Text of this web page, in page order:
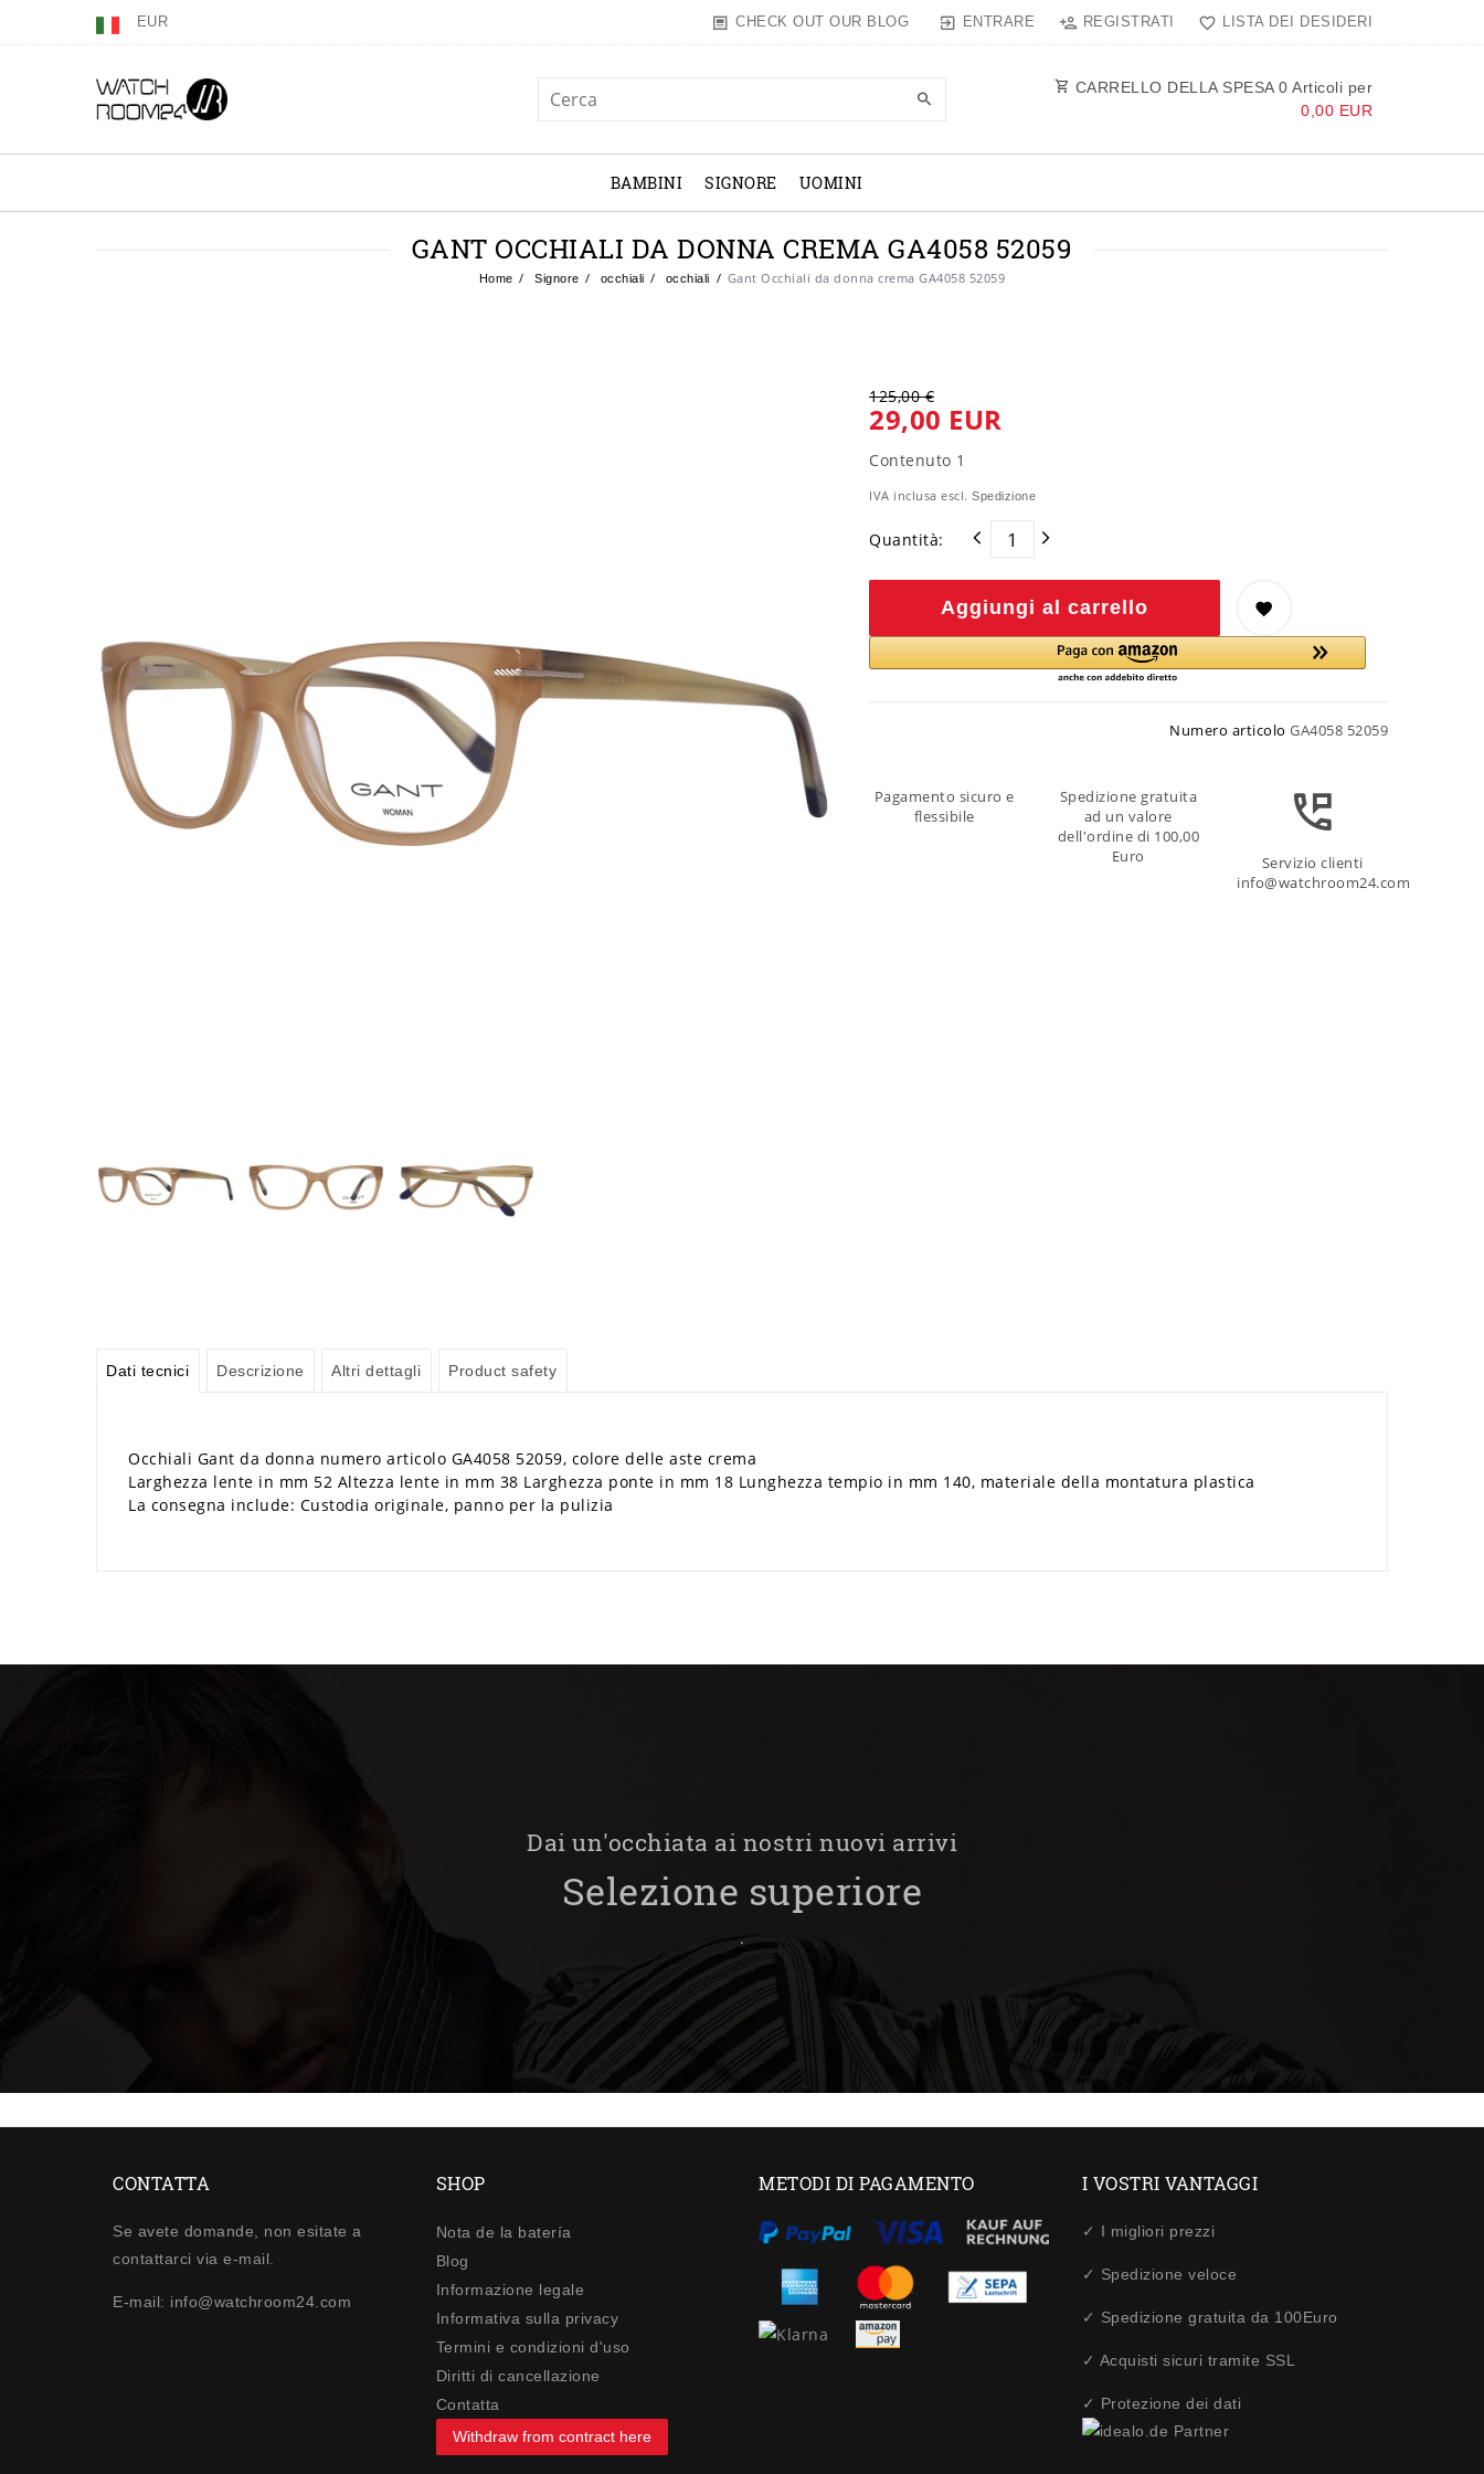
EUR CHECK OUT OUR BLOG ENTRARE REGISTRATI LISTA DEI DESIDERI
CARRELLO DELLA SPESA 0 Articoli per
0,00 EUR
BAMBINI SIGNORE UOMINI
GANT OCCHIALI DA DONNA CREMA GA4058 52059
Home Signore occhiali occhiali Gant Occhiali da donna crema GA4058 52059
125,00 €
29,00 EUR
Contenuto 1
IVA inclusa escl. Spedizione
Quantità:
Aggiungi al carrello
Numero articolo GA4058 52059
Pagamento sicuro e
flessibile
Spedizione gratuita
ad un valore
dell'ordine di 100,00
Euro
Servizio clienti
info@watchroom24.com
Dati tecnici Descrizione Altri dettagli Product safety
Occhiali Gant da donna numero articolo GA4058 52059, colore delle aste crema
Larghezza lente in mm 52 Altezza lente in mm 38 Larghezza ponte in mm 18 Lunghezza tempio in mm 140, materiale della montatura plastica
La consegna include: Custodia originale, panno per la pulizia
Dai un'occhiata ai nostri nuovi arrivi
Selezione superiore
.
CONTATTA
Se avete domande, non esitate a
contattarci via e-mail.
E-mail: info@watchroom24.com
SHOP
Nota de la batería
Blog
Informazione legale
Informativa sulla privacy
Termini e condizioni d'uso
Diritti di cancellazione
Contatta
Withdraw from contract here
METODI DI PAGAMENTO I VOSTRI VANTAGGI
✓ I migliori prezzi
✓ Spedizione veloce
✓ Spedizione gratuita da 100Euro
✓ Acquisti sicuri tramite SSL
✓ Protezione dei dati